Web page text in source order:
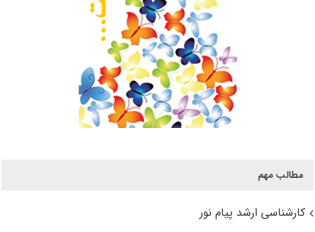
مطالب مهم
کارشناسی ارشد پیام نور